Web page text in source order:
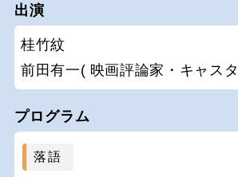
出演
桂竹紋
前田有一( 映画評論家・キャス
プログラム
落語